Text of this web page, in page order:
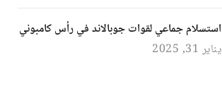
استسلام جماعي لقوات جوبالاند في رأس كامبوني
يناير 31, 2025